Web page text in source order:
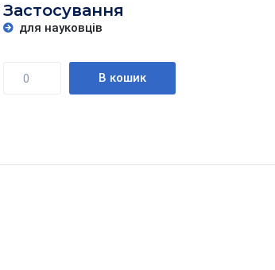
Застосування
для науковців
Кількість В кошик